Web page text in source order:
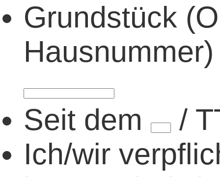
Grundstück
Hausnummer)
Seit dem /
Ich/wir